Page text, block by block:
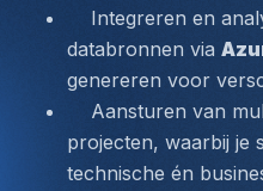
databronnen via
genereren voor
projecten, waarbij je
technische én